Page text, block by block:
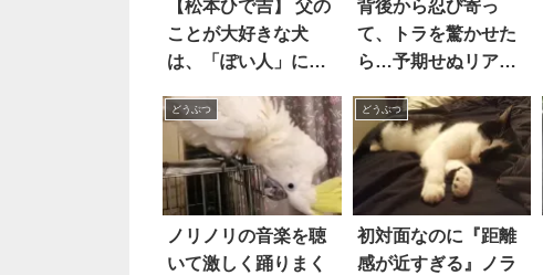
【松本ひで吉】 父の
ことが大好きな犬
は、「ぽい人」にま
クールな猫も…？
背後から忍び寄っ
て、トラを驚かせた
ら…予期せぬリアク
どうぶつ
ノリノリの音楽を聴
いて激しく踊りまく
どうぶつ
初対面なのに『距離
感が近すぎる』ノラ